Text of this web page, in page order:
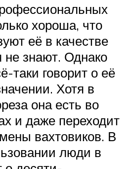
хороша, что
её в качестве
не знают. Однако
таки говорит о её
Хотя в
она есть во
и даже переходит
вахтовиков. В
люди в